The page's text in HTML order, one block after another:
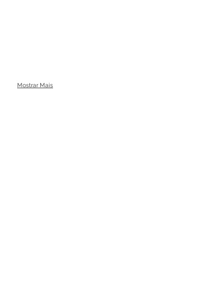
Mostrar Mais